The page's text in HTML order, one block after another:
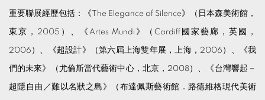
重要聯展經歷包括：《The Elegance of Silence》（日本森美術館，
東京，2005）、《Artes Mundi》（Cardiff國家藝廊，英國，
2006）、《超設計》（第六屆上海雙年展，上海，2006）、《我
們的未來》（尤倫斯當代藝術中心，北京，2008）、《台灣響起－
超隱自由／難以名狀之島》（布達佩斯藝術館．路德維格現代美術